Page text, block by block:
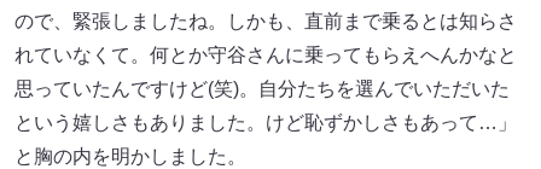
ので、緊張しましたね。しかも、直前まで乗るとは知らさ
れていなくて。何とか守谷さんに乗ってもらえへんかなと
思っていたんですけど(笑)。自分たちを選んでいただいた
という嬉しさもありました。けど恥ずかしさもあって…」
と胸の内を明かしました。